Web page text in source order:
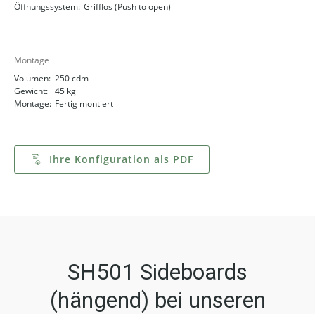
Öffnungssystem: Grifflos (Push to open)
Montage
Volumen: 250 cdm
Gewicht: 45 kg
Montage: Fertig montiert
Ihre Konfiguration als PDF
SH501 Sideboards
(hängend) bei unseren